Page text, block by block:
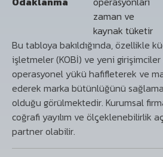
zaman ve
kaynak tüketir
Bu tabloya bakıldığında, özellikle
işletmeler (KOBİ) ve yeni
operasyonel yükü hafifleterek ve
ederek marka bütünlüğünü
olduğu görülmektedir. Kurumsal
coğrafi yayılım ve ölçeklenebilirlik
partner olabilir.